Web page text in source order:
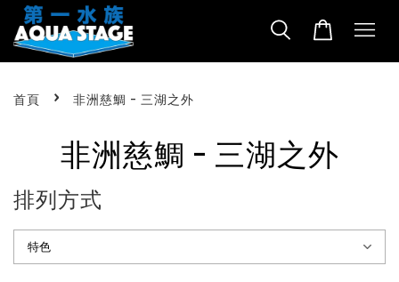
首頁 › 非洲慈鯛 - 三湖之外
非洲慈鯛 - 三湖之外
排列方式